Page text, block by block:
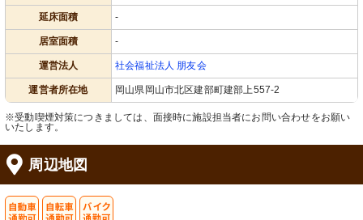
延床面積 -
居室面積 -
運営法人 社会福祉法人 朋友会
運営者所在地 岡山県岡山市北区建部町建部上557-2
※受動喫煙対策につきましては、面接時に施設担当者にお問い合わせをお願い
いたします。
周辺地図